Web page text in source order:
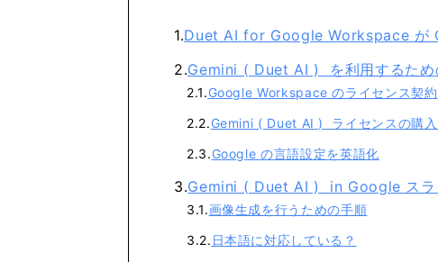
Duet AI for Google Workspace が
Gemini ( Duet AI ) を利用するため
Google Workspace のライセンス契約
Gemini ( Duet AI ) ライセンスの購入
Google の言語設定を英語化
Gemini ( Duet AI ) in Google スラ
画像生成を行うための手順
日本語に対応している？